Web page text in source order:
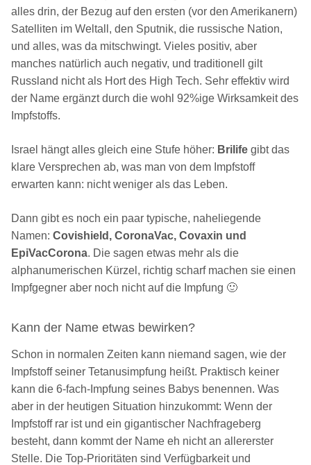
alles drin, der Bezug auf den ersten (vor den Amerikanern)
Satelliten im Weltall, den Sputnik, die russische Nation,
und alles, was da mitschwingt. Vieles positiv, aber
manches natürlich auch negativ, und traditionell gilt
Russland nicht als Hort des High Tech. Sehr effektiv wird
der Name ergänzt durch die wohl 92%ige Wirksamkeit des
Impfstoffs.
Israel hängt alles gleich eine Stufe höher: Brilife gibt das
klare Versprechen ab, was man von dem Impfstoff
erwarten kann: nicht weniger als das Leben.
Dann gibt es noch ein paar typische, naheliegende
Namen: Covishield, CoronaVac, Covaxin und
EpiVacCorona. Die sagen etwas mehr als die
alphanumerischen Kürzel, richtig scharf machen sie einen
Impfgegner aber noch nicht auf die Impfung 🙂
Kann der Name etwas bewirken?
Schon in normalen Zeiten kann niemand sagen, wie der
Impfstoff seiner Tetanusimpfung heißt. Praktisch keiner
kann die 6-fach-Impfung seines Babys benennen. Was
aber in der heutigen Situation hinzukommt: Wenn der
Impfstoff rar ist und ein gigantischer Nachfrageberg
besteht, dann kommt der Name eh nicht an allererster
Stelle. Die Top-Prioritäten sind Verfügbarkeit und